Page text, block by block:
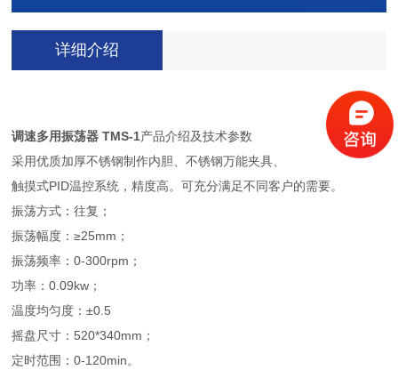
详细介绍
调速多用振荡器 TMS-1产品介绍及技术参数
采用优质加厚不锈钢制作内胆、不锈钢万能夹具、
触摸式PID温控系统，精度高。可充分满足不同客户的需要。
振荡方式：往复；
振荡幅度：≥25mm；
振荡频率：0-300rpm；
功率：0.09kw；
温度均匀度：±0.5
摇盘尺寸：520*340mm；
定时范围：0-120min。